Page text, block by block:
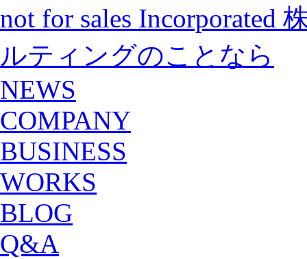
not for sales Incorporated
ルティングのことなら
NEWS
COMPANY
BUSINESS
WORKS
BLOG
Q&A